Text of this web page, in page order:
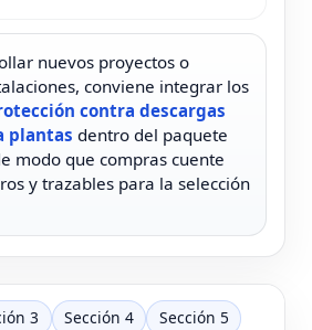
nuevos proyectos o
conviene integrar los
contra descargas
plantas dentro del paquete
modo que compras cuente
y trazables para la selección
3 Sección 4
Sección 5